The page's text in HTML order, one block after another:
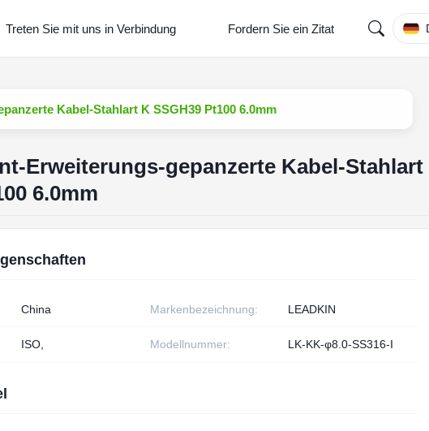
Treten Sie mit uns in Verbindung Fordern Sie ein Zitat
Kabel-Stahlart K SSGH39 Pt100 6.0mm
Erweiterungs-gepanzerte Kabel-Stahlart
6.0mm
China Markenbezeichnung: LEADKIN
ISO, Modellnummer: LK-KK-φ8.0-SS316-I